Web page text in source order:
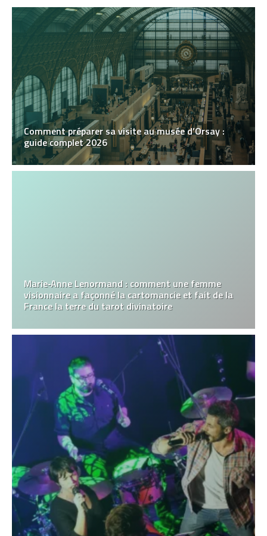
Comment préparer sa visite au musée d’Orsay :
guide complet 2026
Marie‑Anne Lenormand : comment une femme
visionnaire a façonné la cartomancie et fait de la
France la terre du tarot divinatoire